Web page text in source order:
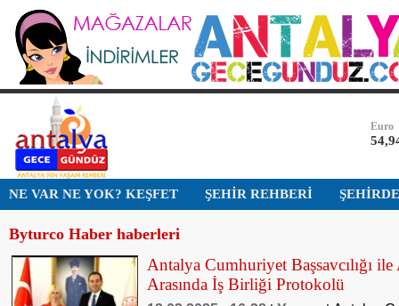
Bist-
Dolar
Euro
Altın
NE VAR NE YOK? KEŞFET ŞEHİR REHBERİ
Byturco Haber haberleri
Antalya Cumhuriyet Başsavcılığı
Arasında İş Birliği Protokolü